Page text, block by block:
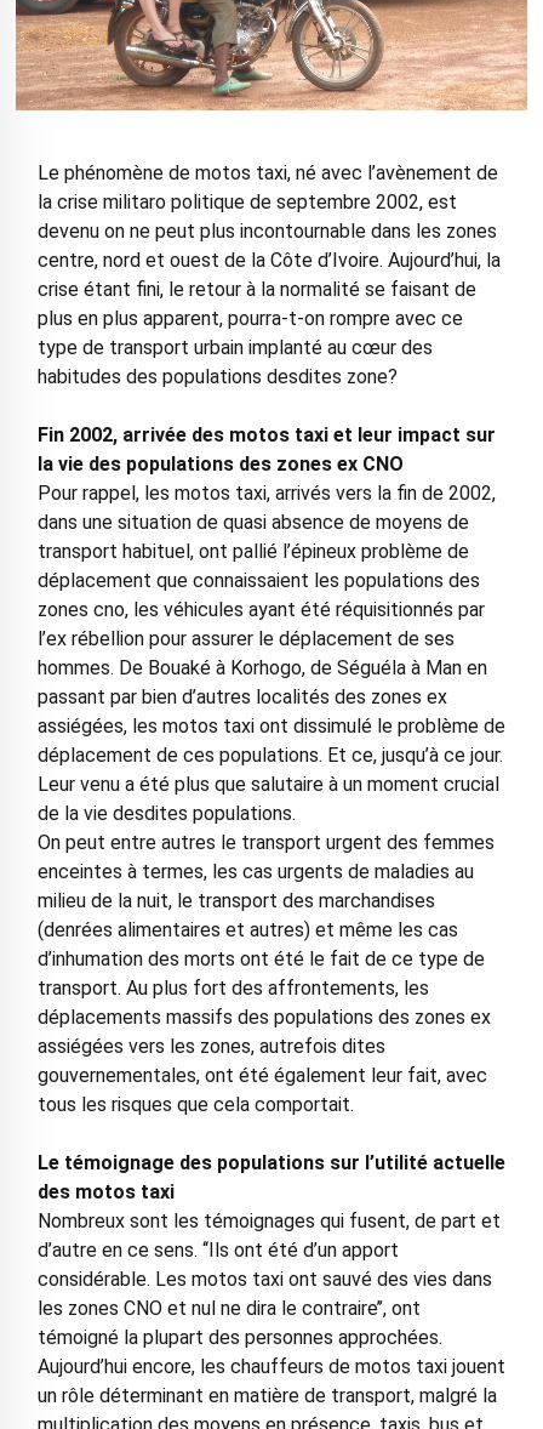
Le phénomène de motos taxi, né avec l’avènement de
la crise militaro politique de septembre 2002, est
devenu on ne peut plus incontournable dans les zones
centre, nord et ouest de la Côte d’Ivoire. Aujourd’hui, la
crise étant fini, le retour à la normalité se faisant de
plus en plus apparent, pourra-t-on rompre avec ce
type de transport urbain implanté au cœur des
habitudes des populations desdites zone?
Fin 2002, arrivée des motos taxi et leur impact sur
la vie des populations des zones ex CNO
Pour rappel, les motos taxi, arrivés vers la fin de 2002,
dans une situation de quasi absence de moyens de
transport habituel, ont pallié l’épineux problème de
déplacement que connaissaient les populations des
zones cno, les véhicules ayant été réquisitionnés par
l’ex rébellion pour assurer le déplacement de ses
hommes. De Bouaké à Korhogo, de Séguéla à Man en
passant par bien d’autres localités des zones ex
assiégées, les motos taxi ont dissimulé le problème de
déplacement de ces populations. Et ce, jusqu’à ce jour.
Leur venu a été plus que salutaire à un moment crucial
de la vie desdites populations.
On peut entre autres le transport urgent des femmes
enceintes à termes, les cas urgents de maladies au
milieu de la nuit, le transport des marchandises
(denrées alimentaires et autres) et même les cas
d’inhumation des morts ont été le fait de ce type de
transport. Au plus fort des affrontements, les
déplacements massifs des populations des zones ex
assiégées vers les zones, autrefois dites
gouvernementales, ont été également leur fait, avec
tous les risques que cela comportait.
Le témoignage des populations sur l’utilité actuelle
des motos taxi
Nombreux sont les témoignages qui fusent, de part et
d’autre en ce sens. ‘‘Ils ont été d’un apport
considérable. Les motos taxi ont sauvé des vies dans
les zones CNO et nul ne dira le contraire’’, ont
témoigné la plupart des personnes approchées.
Aujourd’hui encore, les chauffeurs de motos taxi jouent
un rôle déterminant en matière de transport, malgré la